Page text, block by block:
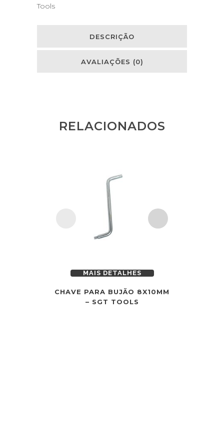
Tools
DESCRIÇÃO
AVALIAÇÕES (0)
RELACIONADOS
MAIS DETALHES
CHAVE PARA BUJÃO 8X10MM
– SGT TOOLS